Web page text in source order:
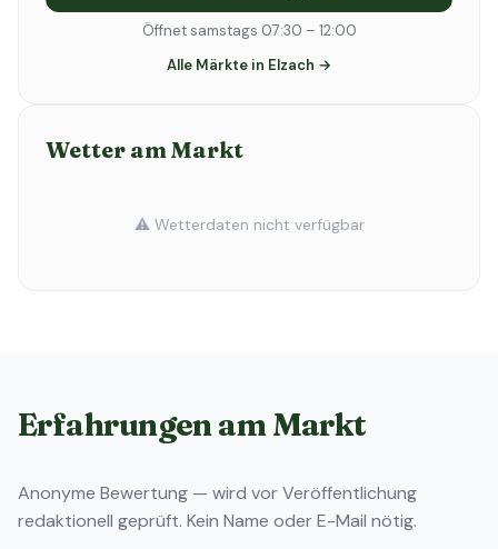
Öffnet samstags 07:30 – 12:00
Alle Märkte in Elzach →
Wetter am Markt
⚠️ Wetterdaten nicht verfügbar
Erfahrungen am Markt
Anonyme Bewertung — wird vor Veröffentlichung
redaktionell geprüft. Kein Name oder E-Mail nötig.